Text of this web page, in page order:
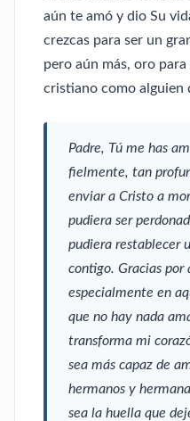
aún te amó y dio Su
crezcas para ser un
pero aún más, oro para
cristiano como alguien
Padre, Tú me has
fielmente, tan
enviar a Cristo a
pudiera ser
pudiera restablecer
contigo. Gracias por
especialmente en
que no hay nada
transforma mi
sea más capaz de
hermanos y
sea la huella que